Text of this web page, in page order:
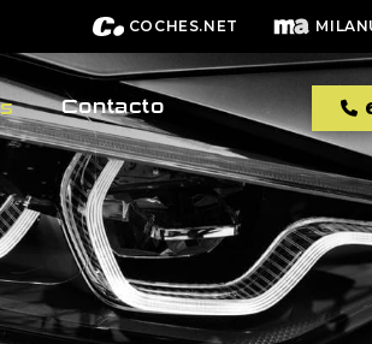
COCHES.NET
Contacto